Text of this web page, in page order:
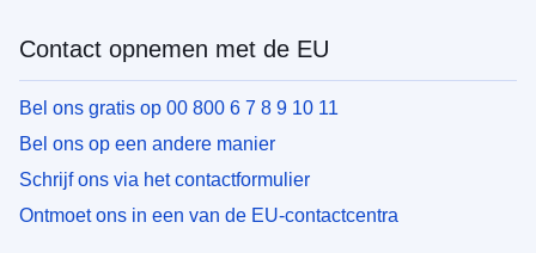
Contact opnemen met de EU
Bel ons gratis op 00 800 6 7 8 9 10 11
Bel ons op een andere manier
Schrijf ons via het contactformulier
Ontmoet ons in een van de EU-contactcentra